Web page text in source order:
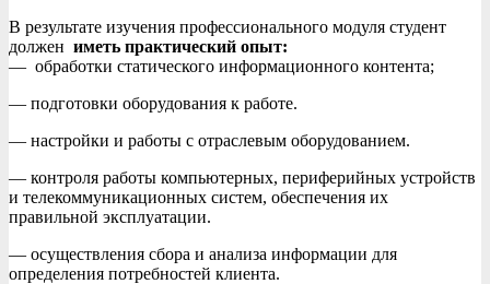
В результате изучения профессионального модуля студент
должен иметь практический опыт:
— обработки статического информационного контента;
— подготовки оборудования к работе.
— настройки и работы с отраслевым оборудованием.
— контроля работы компьютерных, периферийных устройств
и телекоммуникационных систем, обеспечения их
правильной эксплуатации.
— осуществления сбора и анализа информации для
определения потребностей клиента.